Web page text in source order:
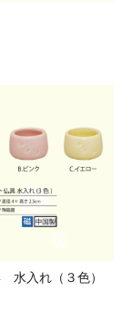
水入れ（３色）